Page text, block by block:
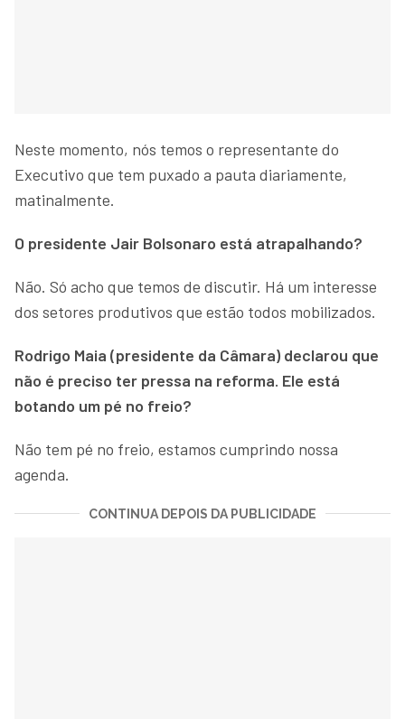
Neste momento, nós temos o representante do
Executivo que tem puxado a pauta diariamente,
matinalmente.
O presidente Jair Bolsonaro está atrapalhando?
Não. Só acho que temos de discutir. Há um interesse
dos setores produtivos que estão todos mobilizados.
Rodrigo Maia (presidente da Câmara) declarou que
não é preciso ter pressa na reforma. Ele está
botando um pé no freio?
Não tem pé no freio, estamos cumprindo nossa
agenda.
CONTINUA DEPOIS DA PUBLICIDADE